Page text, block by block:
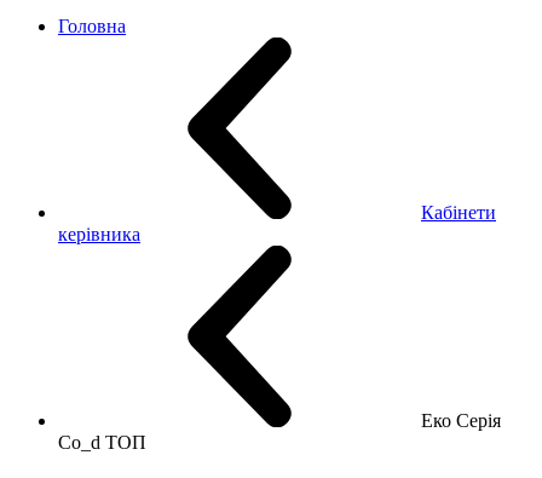
Головна
Кабінети
керівника
Еко Серія
Co_d ТОП